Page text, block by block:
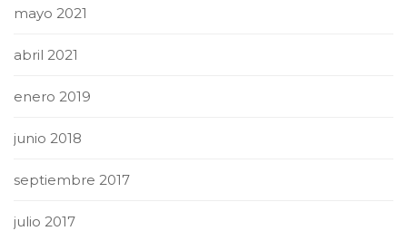
mayo 2021
abril 2021
enero 2019
junio 2018
septiembre 2017
julio 2017